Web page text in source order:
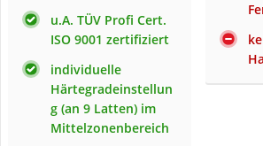
u.A. TÜV Profi Cert.
ISO 9001 zertifiziert
individuelle
Härtegradeinstellun
g (an 9 Latten) im
Mittelzonenbereich